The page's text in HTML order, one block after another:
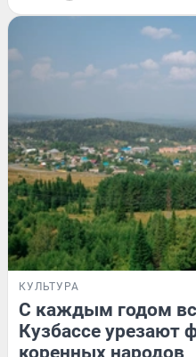
КУЛЬТУРА
С каждым годом
Кузбассе урезают
коренных народов